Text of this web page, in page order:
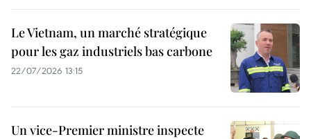
Le Vietnam, un marché stratégique
pour les gaz industriels bas carbone
22/07/2026 13:15
Un vice-Premier ministre inspecte